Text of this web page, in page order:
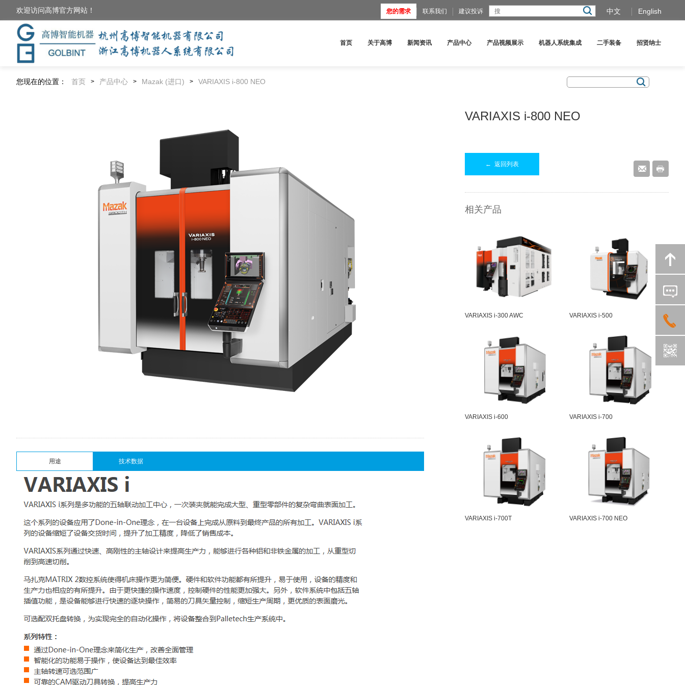
欢迎访问高博官方网站！ 您的需求 联系我们 建议投诉 中文 English
首页 关于高博 新闻资讯 产品中心 产品视频展示 机器人系统集成 二手装备 招贤纳士
您现在的位置： 首页 > 产品中心 > Mazak (进口) > VARIAXIS i-800 NEO
用途 技术数据
VARIAXIS i-800 NEO
← 返回列表
相关产品
VARIAXIS i-300 AWC VARIAXIS i-500
VARIAXIS i-600 VARIAXIS i-700
VARIAXIS i-700T VARIAXIS i-700 NEO